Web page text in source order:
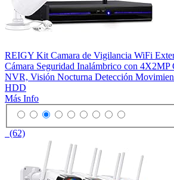
REIGY Kit Camara de Vigilancia WiFi
Cámara Seguridad Inalámbrico con 4X2MP
NVR, Visión Nocturna Detección
HDD
Más Info
(62)